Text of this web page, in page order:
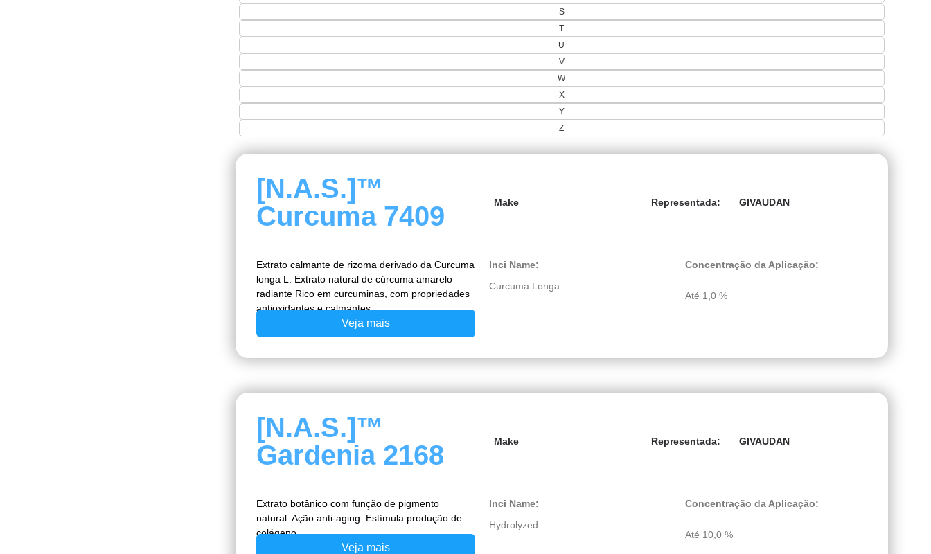
S
T
U
V
W
X
Y
Z
[N.A.S.]™
Curcuma 7409
Make Representada: GIVAUDAN
Extrato calmante de rizoma derivado da Curcuma
longa L. Extrato natural de cúrcuma amarelo
radiante Rico em curcuminas, com propriedades
antioxidantes e calmantes
Veja mais
Inci Name:
Curcuma Longa
Concentração da Aplicação:
Até 1,0 %
[N.A.S.]™
Gardenia 2168
Make Representada: GIVAUDAN
Extrato botânico com função de pigmento
natural. Ação anti-aging. Estímula produção de
colágeno.
Veja mais
Inci Name:
Hydrolyzed
Concentração da Aplicação:
Até 10,0 %